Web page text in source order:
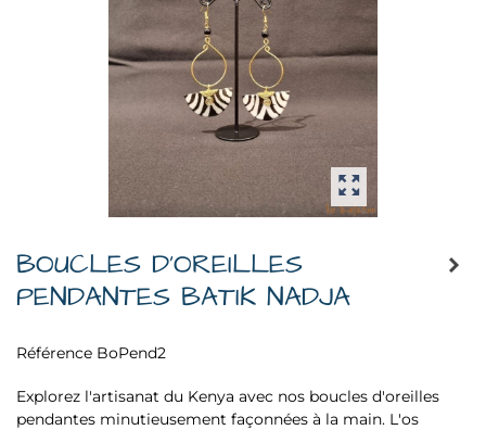
BOUCLES D'OREILLES
PENDANTES BATIK NADJA
Référence BoPend2
Explorez l'artisanat du Kenya avec nos boucles d'oreilles
pendantes minutieusement façonnées à la main. L'os